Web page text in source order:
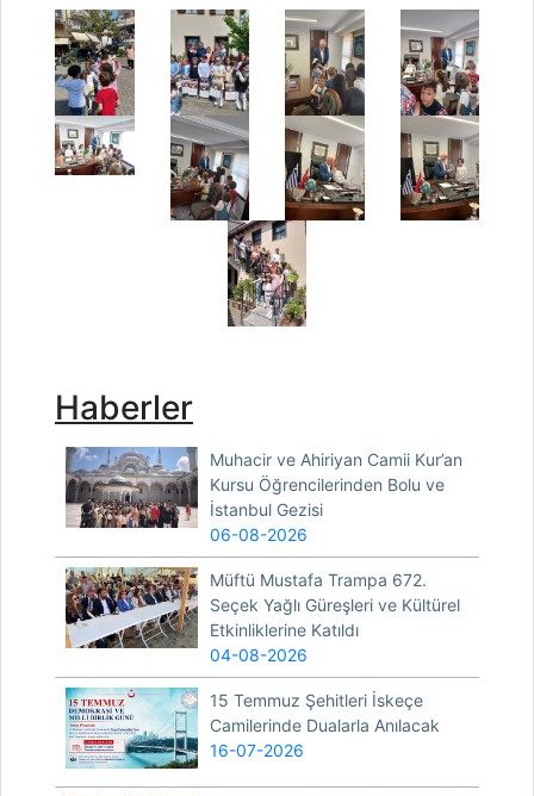
Haberler
Muhacir ve Ahiriyan Camii Kur’an
Kursu Öğrencilerinden Bolu ve
İstanbul Gezisi
06-08-2026
Müftü Mustafa Trampa 672.
Seçek Yağlı Güreşleri ve Kültürel
Etkinliklerine Katıldı
04-08-2026
15 Temmuz Şehitleri İskeçe
Camilerinde Dualarla Anılacak
16-07-2026